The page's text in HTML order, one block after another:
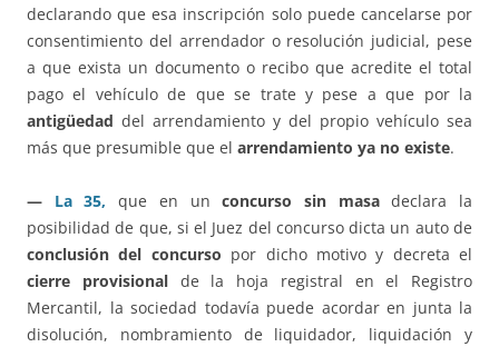
declarando que esa inscripción solo puede cancelarse por
consentimiento del arrendador o resolución judicial, pese
a que exista un documento o recibo que acredite el total
pago el vehículo de que se trate y pese a que por la
antigüedad del arrendamiento y del propio vehículo sea
más que presumible que el arrendamiento ya no existe.
— La 35, que en unconcurso sin masadeclara la
posibilidad de que, si el Juez del concurso dicta un auto de
conclusión del concurso por dicho motivo y decreta el
cierre provisionalde la hoja registral en el Registro
Mercantil, la sociedad todavía puede acordar en junta la
disolución, nombramiento de liquidador, liquidación y